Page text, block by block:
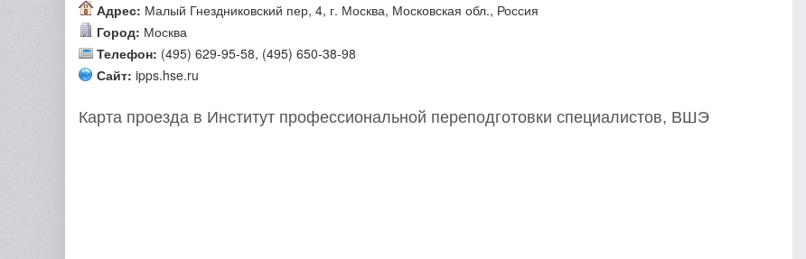
Адрес: Малый Гнездниковский пер, 4, г. Москва, Московская обл., Россия
Город: Москва
Телефон: (495) 629-95-58, (495) 650-38-98
Сайт: ipps.hse.ru
Карта проезда в Институт профессиональной переподготовки специалистов, ВШЭ